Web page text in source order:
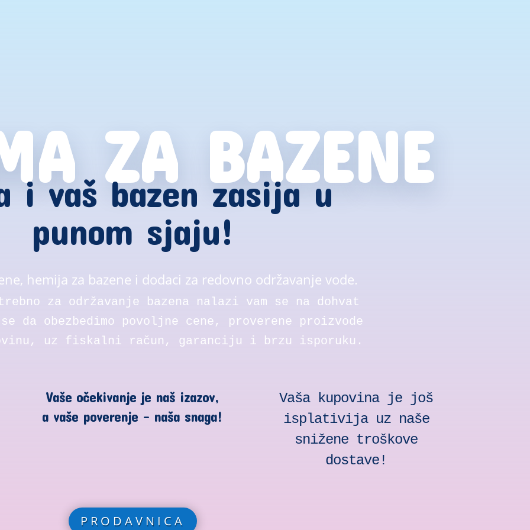
ZA BAZENE
i vaš bazen zasija u
punom sjaju!
hemija za bazene i dodaci za redovno održavanje vode.
za održavanje bazena nalazi vam se na dohvat
da obezbedimo povoljne cene, proverene proizvode
uz fiskalni račun, garanciju i brzu isporuku.
Vaše očekivanje je naš izazov,
a vaše poverenje – naša snaga!
Vaša kupovina je još
isplativija uz naše
snižene troškove
dostave!
PRODAVNICA